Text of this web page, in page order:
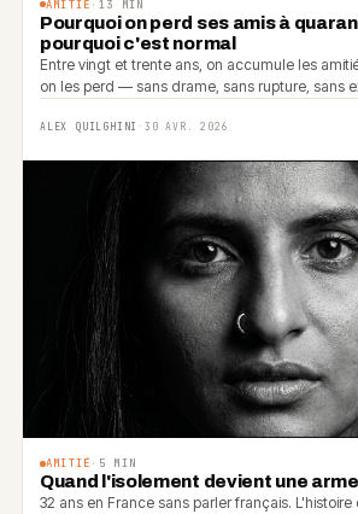
AMITIÉ · 13 MIN
Pourquoi on perd ses amis à
pourquoi c'est normal
Entre vingt et trente ans, on accumule les
on les perd — sans drame, sans rupture, sans
ALEX QUILGHINI · 30 AVR. 2026
AMITIÉ · 5 MIN
Quand l'isolement devient une
32 ans en France sans parler français.